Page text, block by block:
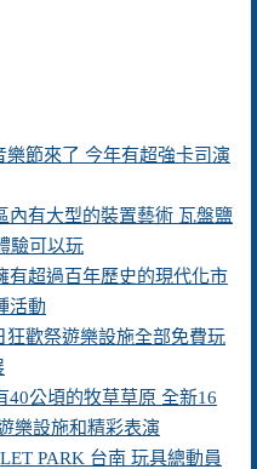
樂節來了 今年有超強卡司演
內有大型的裝置藝術 瓦盤鹽
驗可以玩
有超過百年歷史的現代化市
活動
狂歡祭遊樂設施全部免費玩
40公頃的牧草草原 全新16
樂設施和精彩表演
PARK 台南 玩具總動員